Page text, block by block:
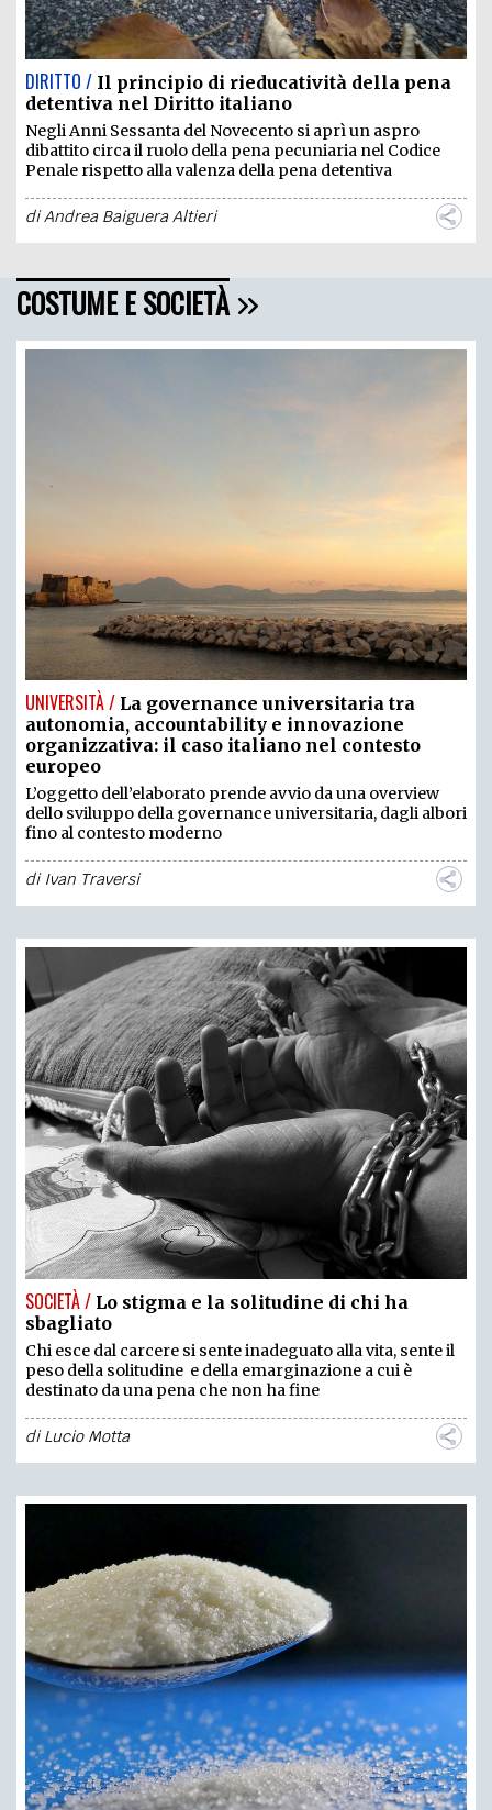
DIRITTO / Il principio di rieducatività della pena
detentiva nel Diritto italiano
Negli Anni Sessanta del Novecento si aprì un aspro
dibattito circa il ruolo della pena pecuniaria nel Codice
Penale rispetto alla valenza della pena detentiva
diAndrea Baiguera Altieri
COSTUME E SOCIETÀ
UNIVERSITÀ / La governance universitaria tra
autonomia, accountability e innovazione
organizzativa: il caso italiano nel contesto
europeo
L’oggetto dell’elaborato prende avvio da una overview
dello sviluppo della governance universitaria, dagli albori
fino al contesto moderno
di Ivan Traversi
SOCIETÀ / Lo stigma e la solitudine di chi ha
sbagliato
Chi esce dal carcere si sente inadeguato alla vita, sente il
peso della solitudine e della emarginazione a cui è
destinato da una pena che non ha fine
diLucio Motta